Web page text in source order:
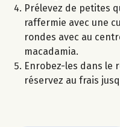
Prélevez de petites
raffermie avec une
rondes avec au
macadamia.
Enrobez-les dans le
réservez au frais